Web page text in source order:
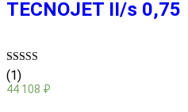
TECNOJET II/s 0,75
Rated
5.00
out of 5
(1)
44 108 ₽